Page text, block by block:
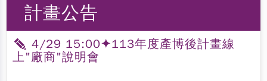
計畫公告
4/29 15:00✦113年度產博後計畫線
上"廠商"說明會